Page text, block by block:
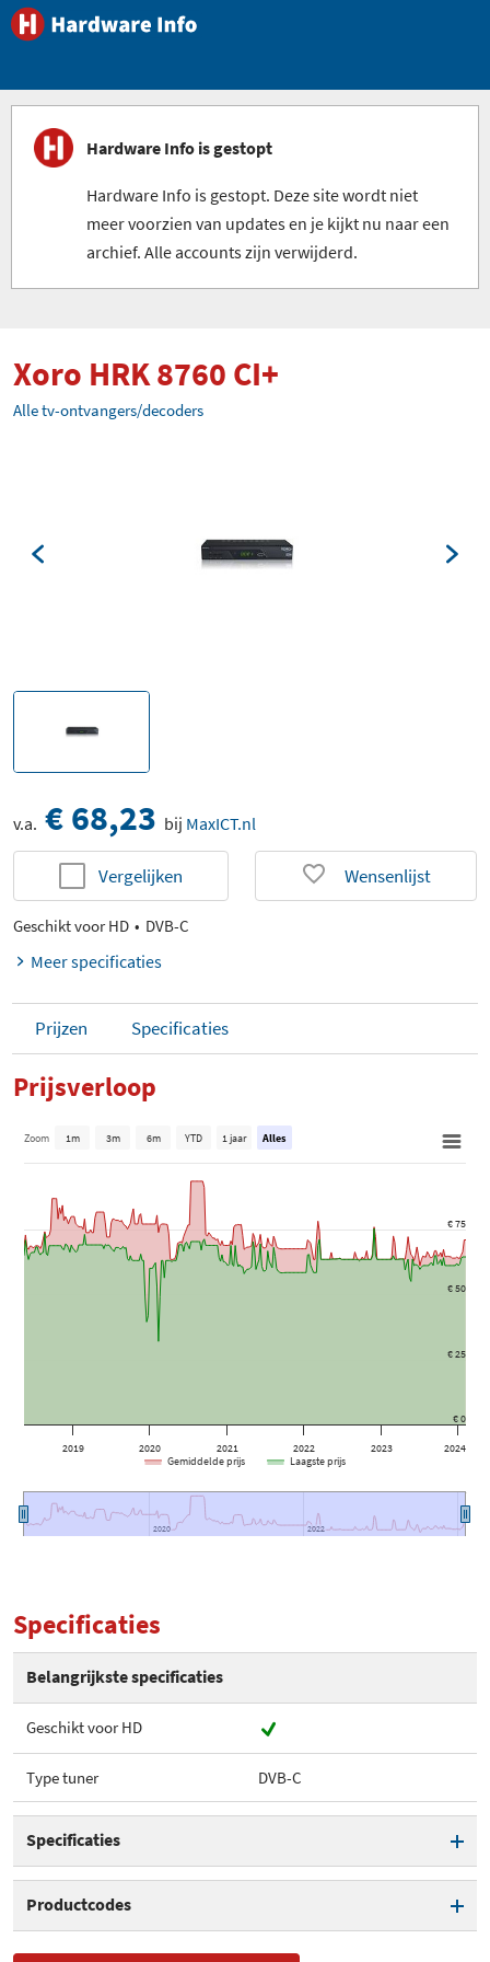
Hardware Info is gestopt
Hardware Info is gestopt. Deze site wordt niet
meer voorzien van updates en je kijkt nu naar een
archief. Alle accounts zijn verwijderd.
Xoro HRK 8760 CI+
Alle tv-ontvangers/decoders
v.a. € 68,23 bij MaxICT.nl
Vergelijken Wensenlijst
Geschikt voor HD DVB-C
Meer specificaties
Prijzen Specificaties
Prijsverloop
2019 2020 2021 2022 2023 2024
2020
2020 2022
2022
€ 0
€ 25
€ 50
€ 75
Zoom 1m 3m 6m YTD 1 jaar Alles
Gemiddelde prijs Laagste prijs
Specificaties
Belangrijkste specificaties
Geschikt voor HD
Type tuner DVB-C
Specificaties
Productcodes
SKU SAT100517, HRK 8760 CI+